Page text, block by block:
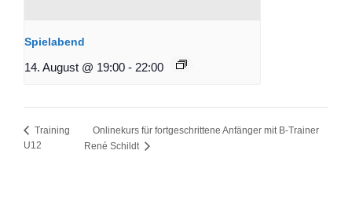
Spielabend
14. August @ 19:00 - 22:00
Training
U12
Onlinekurs für fortgeschrittene Anfänger mit B-Trainer
René Schildt